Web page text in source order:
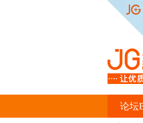
论坛